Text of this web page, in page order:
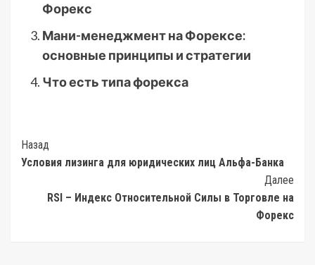
Форекс
Мани-менеджмент на Форексе:
основные принципы и стратегии
Что есть типа форекса
Post
Navigation
Назад
Условия лизинга для юридических лиц Альфа-Банка
Далее
RSI – Индекс Относительной Силы в Торговле на
Форекс